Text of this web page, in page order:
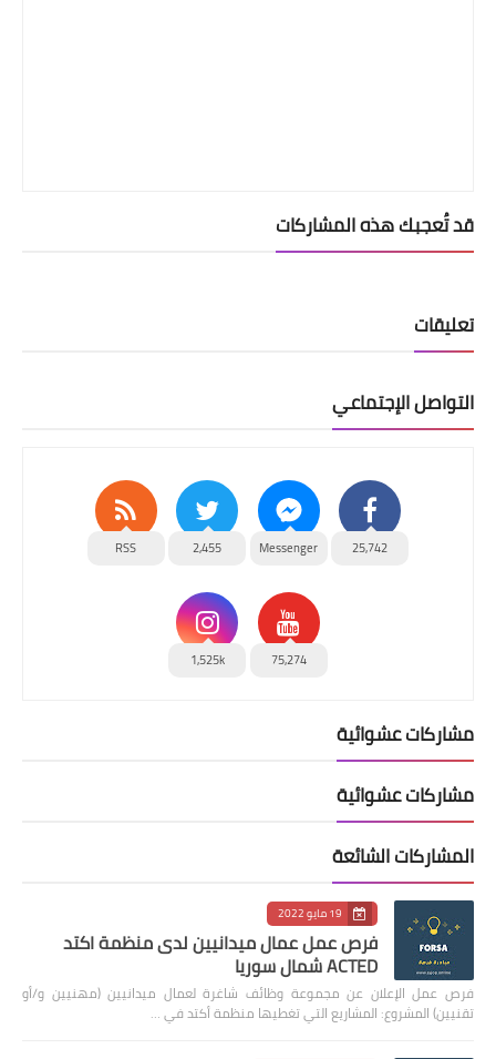
قد تُعجبك هذه المشاركات
تعليقات
التواصل الإجتماعي
25,742
Messenger
2,455
RSS
75,274
1,525k
مشاركات عشوائية
مشاركات عشوائية
المشاركات الشائعة
19 مايو 2022
فرص عمل عمال ميدانيين لدى منظمة اكتد
ACTED شمال سوريا
فرص عمل الإعلان عن مجموعة وظائف شاغرة لعمال ميدانيين (مهنيين و/أو
تقنيين) المشروع: المشاريع التي تغطيها منظمة أكتد في …